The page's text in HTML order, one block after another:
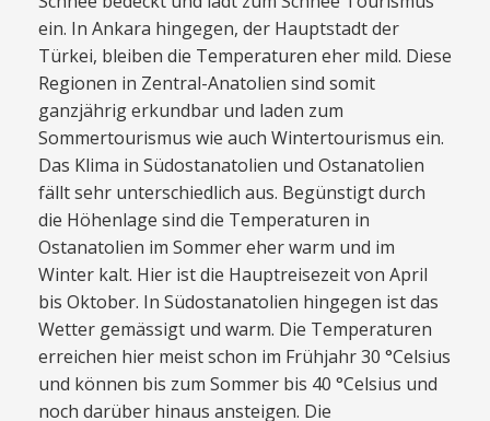
ein. In Ankara hingegen, der Hauptstadt der
Türkei, bleiben die Temperaturen eher mild. Diese
Regionen in Zentral-Anatolien sind somit
ganzjährig erkundbar und laden zum
Sommertourismus wie auch Wintertourismus ein.
Das Klima in Südostanatolien und Ostanatolien
fällt sehr unterschiedlich aus. Begünstigt durch
die Höhenlage sind die Temperaturen in
Ostanatolien im Sommer eher warm und im
Winter kalt. Hier ist die Hauptreisezeit von April
bis Oktober. In Südostanatolien hingegen ist das
Wetter gemässigt und warm. Die Temperaturen
erreichen hier meist schon im Frühjahr 30 °Celsius
und können bis zum Sommer bis 40 °Celsius und
noch darüber hinaus ansteigen. Die